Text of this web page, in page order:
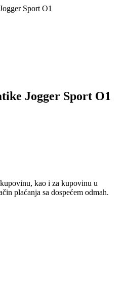
Sport O1
Jogger Sport O1
kao i za kupovinu u
plaćanja sa dospećem odmah.